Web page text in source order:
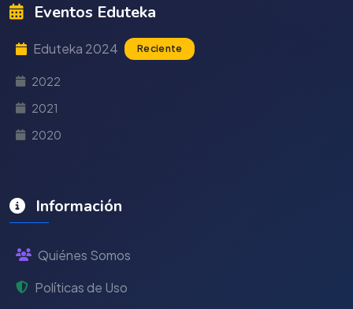
Eventos Eduteka
Eduteka 2024 Reciente
2022
2021
2020
Información
Quiénes Somos
Políticas de Uso